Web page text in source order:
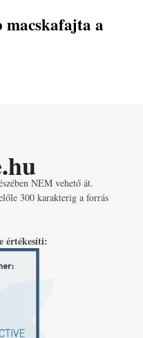
macskafajta a
NEM vehető át.
300 karakterig a forrás
értékesíti: